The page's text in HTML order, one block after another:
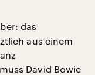
das
aus einem
David Bowie